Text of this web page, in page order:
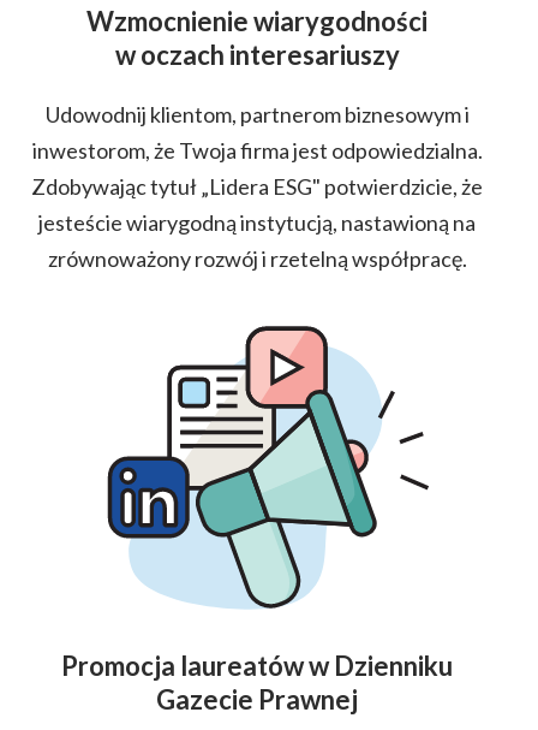
Wzmocnienie wiarygodności
w oczach interesariuszy
Udowodnij klientom, partnerom biznesowym i
inwestorom, że Twoja firma jest odpowiedzialna.
Zdobywając tytuł „Lidera ESG" potwierdzicie, że
jesteście wiarygodną instytucją, nastawioną na
zrównoważony rozwój i rzetelną współpracę.
Promocja laureatów w Dzienniku
Gazecie Prawnej